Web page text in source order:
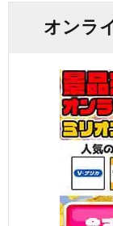
オンラ